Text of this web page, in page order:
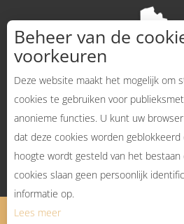
Hoe komt
Mentions légales - Nederlands
Beheer van de
voorkeuren
Deze website maakt het mogelijk om
cookies te gebruiken voor
anonieme functies. U kunt uw
dat deze cookies worden
hoogte wordt gesteld van het bestaan
cookies slaan geen persoonlijk
informatie op.
Lees meer